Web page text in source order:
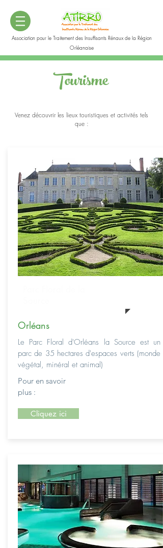
Association pour le Traitement des Insuffisants Rénaux de la Région
Orléanaise
Tourisme
Venez découvrir les lieux touristiques et activités tels
que :
Orléans
Le Parc Floral d'Orléans la Source est un
parc de 35 hectares d'espaces verts (monde
végétal, minéral et animal)
Pour en savoir
plus :
Cliquez ici